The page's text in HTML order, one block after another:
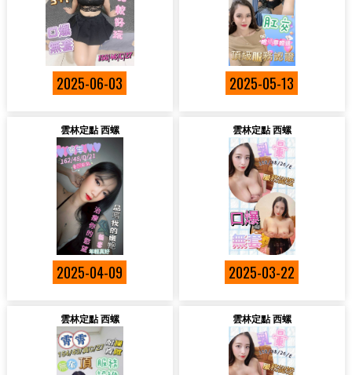
2025-06-03 2025-05-13
雲林定點 西螺
2025-04-09
雲林定點 西螺
2025-03-22
雲林定點 西螺 雲林定點 西螺